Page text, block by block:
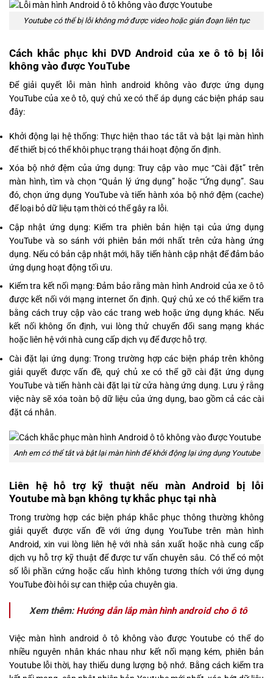
Youtube có thể bị lỗi không mở được video hoặc gián đoạn liên tục
Cách khắc phục khi DVD Android của xe ô tô bị lỗi
không vào được YouTube
Để giải quyết lỗi màn hình android không vào được ứng dụng
YouTube của xe ô tô, quý chủ xe có thể áp dụng các biện pháp sau
đây:
Khởi động lại hệ thống: Thực hiện thao tác tắt và bật lại màn hình
để thiết bị có thể khôi phục trạng thái hoạt động ổn định.
Xóa bộ nhớ đệm của ứng dụng: Truy cập vào mục “Cài đặt” trên
màn hình, tìm và chọn “Quản lý ứng dụng” hoặc “Ứng dụng”. Sau
đó, chọn ứng dụng YouTube và tiến hành xóa bộ nhớ đệm (cache)
để loại bỏ dữ liệu tạm thời có thể gây ra lỗi.
Cập nhật ứng dụng: Kiểm tra phiên bản hiện tại của ứng dụng
YouTube và so sánh với phiên bản mới nhất trên cửa hàng ứng
dụng. Nếu có bản cập nhật mới, hãy tiến hành cập nhật để đảm bảo
ứng dụng hoạt động tối ưu.
Kiểm tra kết nối mạng: Đảm bảo rằng màn hình Android của xe ô tô
được kết nối với mạng internet ổn định. Quý chủ xe có thể kiểm tra
bằng cách truy cập vào các trang web hoặc ứng dụng khác. Nếu
kết nối không ổn định, vui lòng thử chuyển đổi sang mạng khác
hoặc liên hệ với nhà cung cấp dịch vụ để được hỗ trợ.
Cài đặt lại ứng dụng: Trong trường hợp các biện pháp trên không
giải quyết được vấn đề, quý chủ xe có thể gỡ cài đặt ứng dụng
YouTube và tiến hành cài đặt lại từ cửa hàng ứng dụng. Lưu ý rằng
việc này sẽ xóa toàn bộ dữ liệu của ứng dụng, bao gồm cả các cài
đặt cá nhân.
Anh em có thể tắt và bật lại màn hình để khởi động lại ứng dụng Youtube
Liên hệ hỗ trợ kỹ thuật nếu màn Android bị lỗi
Youtube mà bạn không tự khắc phục tại nhà
Trong trường hợp các biện pháp khắc phục thông thường không
giải quyết được vấn đề với ứng dụng YouTube trên màn hình
Android, xin vui lòng liên hệ với nhà sản xuất hoặc nhà cung cấp
dịch vụ hỗ trợ kỹ thuật để được tư vấn chuyên sâu. Có thể có một
số lỗi phần cứng hoặc cấu hình không tương thích với ứng dụng
YouTube đòi hỏi sự can thiệp của chuyên gia.
Xem thêm: Hướng dẫn lắp màn hình android cho ô tô
Việc màn hình android ô tô không vào được Youtube có thể do
nhiều nguyên nhân khác nhau như kết nối mạng kém, phiên bản
Youtube lỗi thời, hay thiếu dung lượng bộ nhớ. Bằng cách kiểm tra